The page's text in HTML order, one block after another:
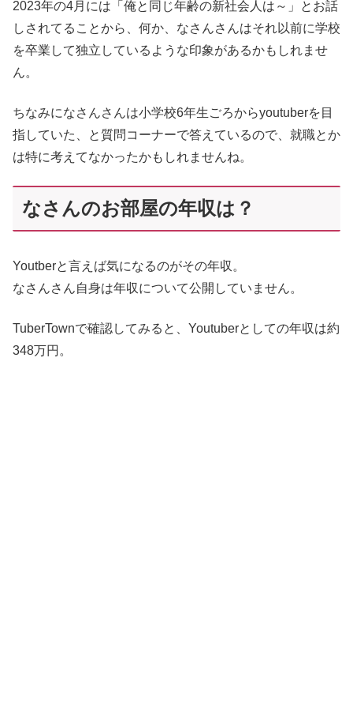
2023年の4月には「俺と同じ年齢の新社会人は～」とお話
しされてることから、何か、なさんさんはそれ以前に学校
を卒業して独立しているような印象があるかもしれませ
ん。
ちなみになさんさんは小学校6年生ごろからyoutuberを目
指していた、と質問コーナーで答えているので、就職とか
は特に考えてなかったかもしれませんね。
なさんのお部屋の年収は？
Youtberと言えば気になるのがその年収。
なさんさん自身は年収について公開していません。
TuberTownで確認してみると、Youtuberとしての年収は約
348万円。